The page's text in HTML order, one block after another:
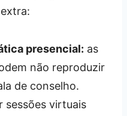
presencial: as
não reproduzir
de conselho.
sessões virtuais